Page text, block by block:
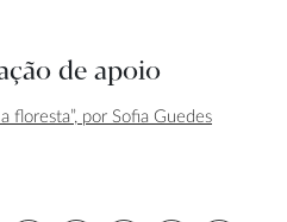
de apoio
floresta”, por Sofia Guedes